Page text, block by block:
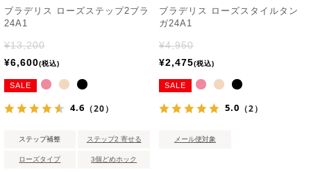
ブラデリス ローズステップ2ブラ
24A1
¥13,200
¥6,600 税込
SALE
4.6 （20）
ステップ補整 ステップ2 寄せる
ローズタイプ 3個どめホック
ブラデリス ローズスタイルタン
ガ24A1
¥4,950
¥2,475 税込
SALE
5.0 （2）
メール便対象